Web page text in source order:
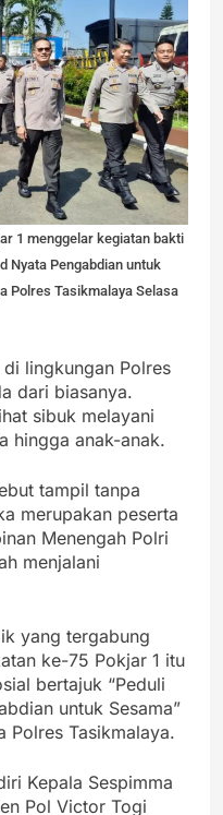
1 menggelar kegiatan bakti
Nyata Pengabdian untuk
Polres Tasikmalaya Selasa
di lingkungan Polres
dari biasanya.
sibuk melayani
hingga anak-anak.
tampil tanpa
merupakan peserta
Menengah Polri
menjalani
yang tergabung
ke-75 Pokjar 1 itu
bertajuk “Peduli
untuk Sesama”
Polres Tasikmalaya.
Kepala Sespimma
Pol Victor Togi